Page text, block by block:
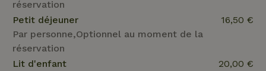
réservation
Petit déjeuner
Par personne,Optionnel au moment de la
réservation
16,50 €
Lit d'enfant
20,00 €